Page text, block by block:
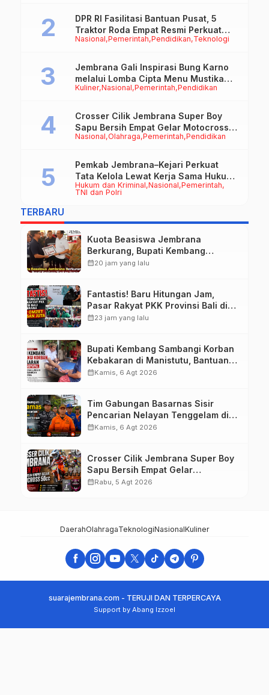
Nasional Pemerintah Pendidikan Teknologi
DPR RI Fasilitasi Bantuan Pusat, 5
Traktor Roda Empat Resmi Perkuat
Mekanisasi Pertanian Jembrana
Kuliner Nasional Pemerintah Pendidikan
Jembrana Gali Inspirasi Bung Karno
melalui Lomba Cipta Menu Mustika
Rasa
Nasional Olahraga Pemerintah Pendidikan
Crosser Cilik Jembrana Super Boy
Sapu Bersih Empat Gelar Motocross
50cc
Hukum dan Kriminal Nasional Pemerintah
TNI dan Polri
Pemkab Jembrana–Kejari Perkuat
Tata Kelola Lewat Kerja Sama Hukum
Datun
TERBARU
Kuota Beasiswa Jembrana
Berkurang, Bupati Kembang
Siapkan Upaya Penambahan di
calendar_month20 jam yang lalu
Fantastis! Baru Hitungan Jam,
Pasar Rakyat PKK Provinsi Bali di
Jembrana Raup Omzet Ratusan
calendar_month23 jam yang lalu
Bupati Kembang Sambangi Korban
Kebakaran di Manistutu, Bantuan
Disalurkan untuk Ringankan Beban
calendar_monthKamis, 6 Agt 2026
Tim Gabungan Basarnas Sisir
Pencarian Nelayan Tenggelam di
Perairan Pantai Pengambengan
calendar_monthKamis, 6 Agt 2026
Crosser Cilik Jembrana Super Boy
Sapu Bersih Empat Gelar
Motocross 50cc
calendar_monthRabu, 5 Agt 2026
DaerahOlahragaTeknologiNasionalKuliner
suarajembrana.com - TERUJI DAN TERPERCAYA
Support by Abang Izzoel